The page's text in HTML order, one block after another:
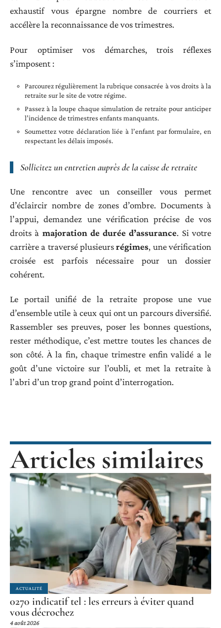
exhaustif vous épargne nombre de courriers et
accélère la reconnaissance de vos trimestres.
Pour optimiser vos démarches, trois réflexes
s’imposent :
Parcourez régulièrement la rubrique consacrée à vos droits à la
retraite sur le site de votre régime.
Passez à la loupe chaque simulation de retraite pour anticiper
l’incidence de trimestres enfants manquants.
Soumettez votre déclaration liée à l’enfant par formulaire, en
respectant les délais imposés.
Sollicitez un entretien auprès de la caisse de retraite
Une rencontre avec un conseiller vous permet
d’éclaircir nombre de zones d’ombre. Documents à
l’appui, demandez une vérification précise de vos
droits à majoration de durée d’assurance. Si votre
carrière a traversé plusieursrégimes, une vérification
croisée est parfois nécessaire pour un dossier
cohérent.
Le portail unifié de la retraite propose une vue
d’ensemble utile à ceux qui ont un parcours diversifié.
Rassembler ses preuves, poser les bonnes questions,
rester méthodique, c’est mettre toutes les chances de
son côté. À la fin, chaque trimestre enfin validé a le
goût d’une victoire sur l’oubli, et met la retraite à
l’abri d’un trop grand point d’interrogation.
Articles similaires
ACTUALITÉ
0270 indicatif tel : les erreurs à éviter quand
vous décrochez
4 août 2026